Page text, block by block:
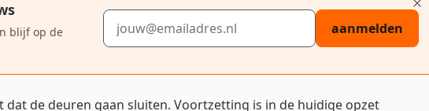
blijf op de
E-mailadres
aanmelden
de deuren gaan sluiten. Voortzetting is in de huidige opzet